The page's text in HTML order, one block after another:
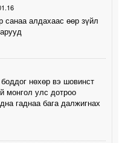
санаа алдахаас өөр зүйл
нөхөр вэ шовинст
монгол улс дотроо
гаднаа бага далжигнах